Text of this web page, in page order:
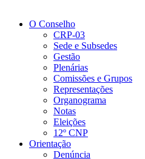
O Conselho
CRP-03
Sede e Subsedes
Gestão
Plenárias
Comissões e Grupos
Representações
Organograma
Notas
Eleições
12º CNP
Orientação
Denúncia